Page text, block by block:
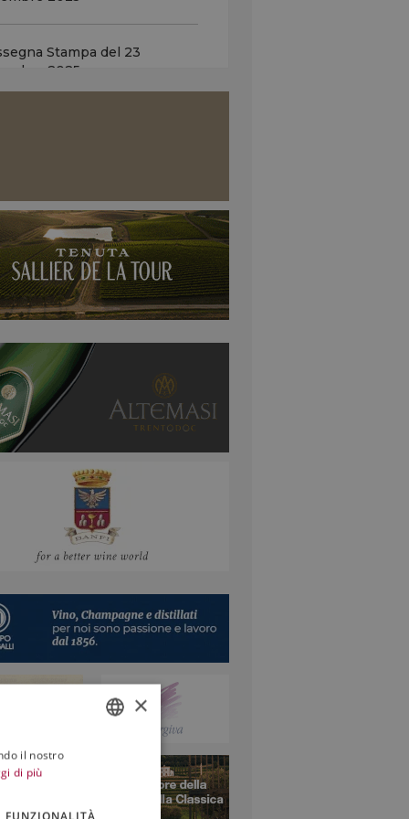
semestre in positivo per
principali,...
esperti, “Non c'è
nei vigneti, ma
quanto durerà” …
“Abbiamo avuto una
piovosa, i terreni sono
del 26 giugno 2026
Esperto sull’emergenza
… L’ondata di caldo
da almeno due settimane
l’Europa non si misura...
Stampa del 23
2025
×
il nostro
di più
FUNZIONALITÀ